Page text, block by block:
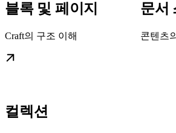
블록 및 페이지
Craft의 구조 이해
문서
콘텐츠
컬렉션